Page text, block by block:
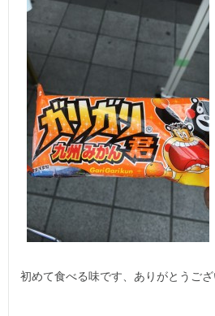
初めて食べる味です、ありがとうござ